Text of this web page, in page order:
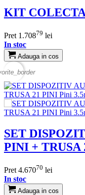
KIT
Pret 1.70879 lei
In stoc
Adauga in cos
SET
PINI + TRUSA
Pret 4.67070 lei
In stoc
Adauga in cos